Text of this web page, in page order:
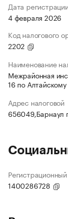
Дата
4 февраля 2026
Код налогового
2202
Наименование
Межрайонная
16 по
Адрес налоговой
656049,Барнаул
1400286728